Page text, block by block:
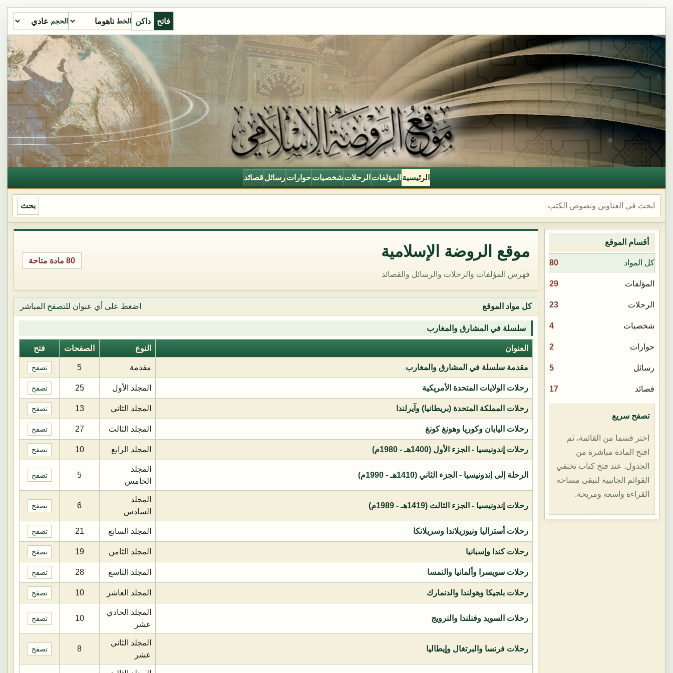
فاتح داكن الخط الحجم
الرئيسية المؤلفات الرحلات شخصيات حوارات رسائل قصائد
بحث
أقسام الموقع
كل المواد 80
المؤلفات 29
الرحلات 23
شخصيات 4
حوارات 2
رسائل 5
قصائد 17
تصفح سريع
اختر قسما من القائمة، ثم
افتح المادة مباشرة من
الجدول. عند فتح كتاب تختفي
القوائم الجانبية لتبقى مساحة
القراءة واسعة ومريحة.
موقع الروضة الإسلامية
فهرس المؤلفات والرحلات والرسائل والقصائد
80 مادة متاحة
كل مواد الموقع اضغط على أي عنوان للتصفح المباشر
سلسلة في المشارق والمغارب
العنوان النوع الصفحات فتح
مقدمة سلسلة في المشارق والمغارب مقدمة 5 تصفح
رحلات الولايات المتحدة الأمريكية المجلد الأول 25 تصفح
رحلات المملكة المتحدة (بريطانيا) وآيرلندا المجلد الثاني 13 تصفح
رحلات اليابان وكوريا وهونغ كونغ المجلد الثالث 27 تصفح
رحلات إندونيسيا - الجزء الأول (1400هـ - 1980م) المجلد الرابع 10 تصفح
الرحلة إلى إندونيسيا - الجزء الثاني (1410هـ - 1990م)
المجلد
الخامس
5 تصفح
رحلات إندونيسيا - الجزء الثالث (1419هـ - 1989م)
المجلد
السادس
6 تصفح
رحلات أستراليا ونيوزيلاندا وسريلانكا المجلد السابع 21 تصفح
رحلات كندا وإسبانيا المجلد الثامن 19 تصفح
رحلات سويسرا وألمانيا والنمسا المجلد التاسع 28 تصفح
رحلات بلجيكا وهولندا والدنمارك المجلد العاشر 10 تصفح
رحلات السويد وفنلندا والنرويج
المجلد الحادي
عشر
10 تصفح
رحلات فرنسا والبرتغال وإيطاليا
المجلد الثاني
عشر
8 تصفح